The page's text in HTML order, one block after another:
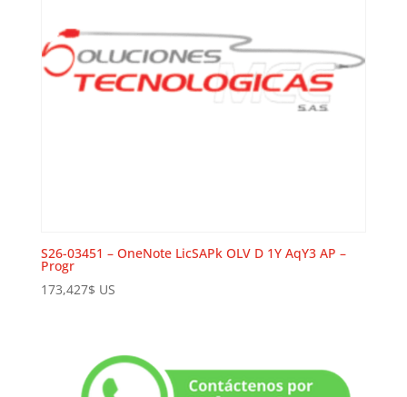
S26-03451 – OneNote LicSAPk OLV D 1Y AqY3 AP –
Progr
173,427$ US